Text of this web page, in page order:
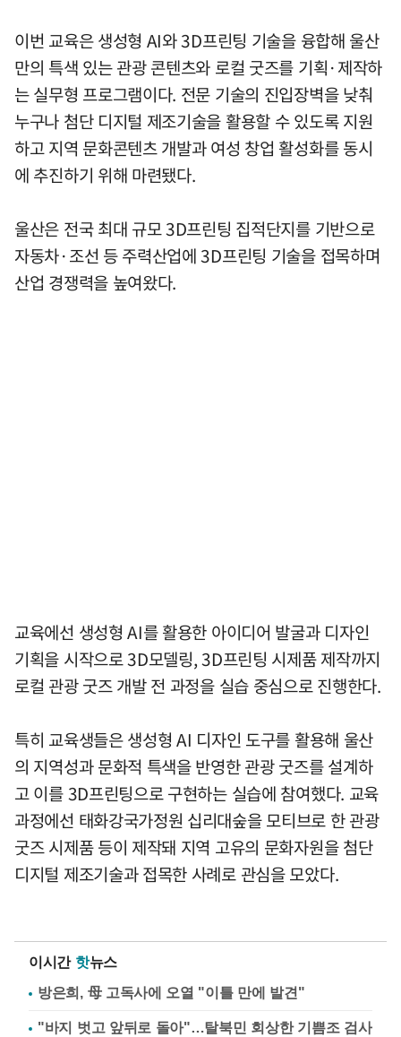
이번 교육은 생성형 AI와 3D프린팅 기술을 융합해 울산
만의 특색 있는 관광 콘텐츠와 로컬 굿즈를 기획·제작하
는 실무형 프로그램이다. 전문 기술의 진입장벽을 낮춰
누구나 첨단 디지털 제조기술을 활용할 수 있도록 지원
하고 지역 문화콘텐츠 개발과 여성 창업 활성화를 동시
에 추진하기 위해 마련됐다.
울산은 전국 최대 규모 3D프린팅 집적단지를 기반으로
자동차·조선 등 주력산업에 3D프린팅 기술을 접목하며
산업 경쟁력을 높여왔다.
교육에선 생성형 AI를 활용한 아이디어 발굴과 디자인
기획을 시작으로 3D모델링, 3D프린팅 시제품 제작까지
로컬 관광 굿즈 개발 전 과정을 실습 중심으로 진행한다.
특히 교육생들은 생성형 AI 디자인 도구를 활용해 울산
의 지역성과 문화적 특색을 반영한 관광 굿즈를 설계하
고 이를 3D프린팅으로 구현하는 실습에 참여했다. 교육
과정에선 태화강국가정원 십리대숲을 모티브로 한 관광
굿즈 시제품 등이 제작돼 지역 고유의 문화자원을 첨단
디지털 제조기술과 접목한 사례로 관심을 모았다.
이시간 핫뉴스
방은희, 母 고독사에 오열 "이틀 만에 발견"
"바지 벗고 앞뒤로 돌아"…탈북민 회상한 기쁨조 검사